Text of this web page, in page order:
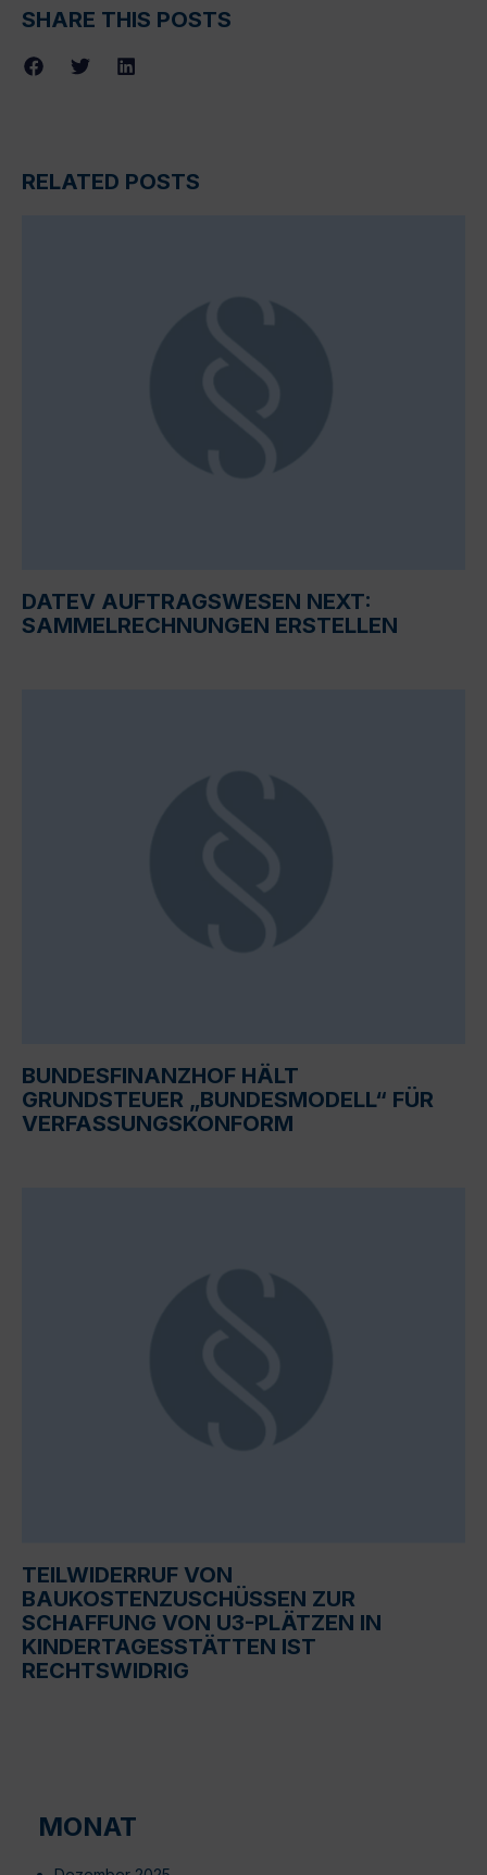
SHARE THIS POSTS
RELATED POSTS
DATEV AUFTRAGSWESEN NEXT:
SAMMELRECHNUNGEN ERSTELLEN
BUNDESFINANZHOF HÄLT
GRUNDSTEUER „BUNDESMODELL“ FÜR
VERFASSUNGSKONFORM
TEILWIDERRUF VON
BAUKOSTENZUSCHÜSSEN ZUR
SCHAFFUNG VON U3-PLÄTZEN IN
KINDERTAGESSTÄTTEN IST
RECHTSWIDRIG
MONAT